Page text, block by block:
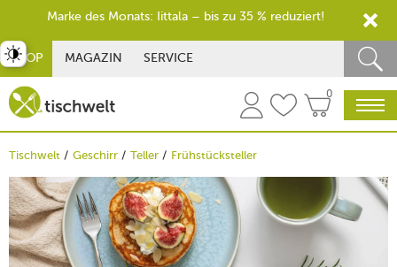
SHOP MAGAZIN SERVICE
0
Tischwelt Geschirr Teller Frühstücksteller
umschalten
Marke des Monats: Iittala – bis zu 35 % reduziert!